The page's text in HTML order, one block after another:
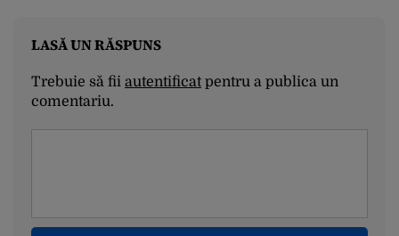
LASĂ UN RĂSPUNS
Trebuie să fii autentificatpentru a publica un
comentariu.